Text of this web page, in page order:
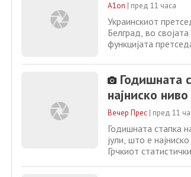
A1on | пред 11 часа
Украинскиот
Белград, во
функцијата
Ѓедовиќ
претседателот
Годишната
најниско
Вечер Прес | пред 11
Годишната стапка
јули, што е
Грчкиот